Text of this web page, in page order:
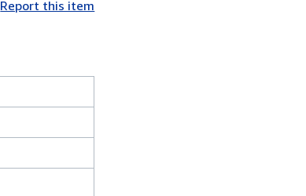
Report this item